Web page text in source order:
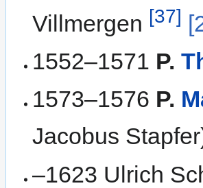
Villmergen [37]
1552–1571 P.
1573–1576 P.
Jacobus
–1623 Ulrich